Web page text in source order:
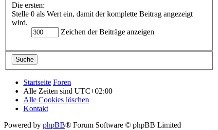
Die ersten:
Stelle 0 als Wert ein, damit der komplette Beitrag angezeigt
wird.
Zeichen der Beiträge anzeigen
Startseite Foren
Alle Zeiten sind UTC+02:00
Alle Cookies löschen
Kontakt
Powered by phpBB® Forum Software © phpBB Limited